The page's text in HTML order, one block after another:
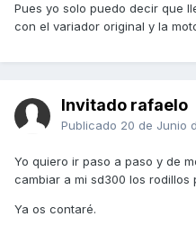
Pues yo solo puedo decir que
con el variador original y la
Invitado rafaelo
Publicado 20 de Junio
Yo quiero ir paso a paso y de
cambiar a mi sd300 los rodillos
Ya os contaré.